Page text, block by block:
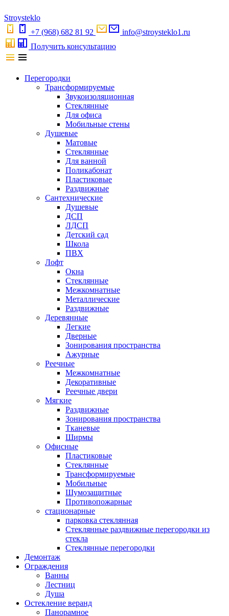
Stroysteklo
+7 (968) 682 81 92
info@stroysteklo1.ru
Получить консультацию
Перегородки
Трансформируемые
Звукоизоляционная
Стеклянные
Для офиса
Мобильные стены
Душевые
Матовые
Стеклянные
Для ванной
Поликабонат
Пластиковые
Раздвижные
Сантехнические
Душевые
ДСП
ЛДСП
Детский сад
Школа
ПВХ
Лофт
Окна
Стеклянные
Межкомнатные
Металлические
Раздвижные
Деревянные
Легкие
Дверные
Зонирования пространства
Ажурные
Реечные
Межкомнатные
Декоративные
Реечные двери
Мягкие
Раздвижные
Зонирования пространства
Тканевые
Ширмы
Офисные
Пластиковые
Стеклянные
Трансформируемые
Мобильные
Шумозащитные
Противопожарные
стационарные
парковка стеклянная
Стеклянные раздвижные перегородки из
стекла
Стеклянные перегородки
Демонтаж
Ограждения
Ванны
Лестниц
Душа
Остекление веранд
Панорамное